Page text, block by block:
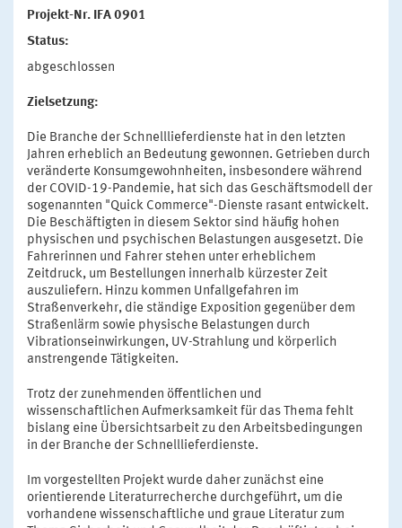
Projekt-Nr. IFA 0901
Status:
abgeschlossen
Zielsetzung:
Die Branche der Schnelllieferdienste hat in den letzten
Jahren erheblich an Bedeutung gewonnen. Getrieben durch
veränderte Konsumgewohnheiten, insbesondere während
der COVID-19-Pandemie, hat sich das Geschäftsmodell der
sogenannten "Quick Commerce"-Dienste rasant entwickelt.
Die Beschäftigten in diesem Sektor sind häufig hohen
physischen und psychischen Belastungen ausgesetzt. Die
Fahrerinnen und Fahrer stehen unter erheblichem
Zeitdruck, um Bestellungen innerhalb kürzester Zeit
auszuliefern. Hinzu kommen Unfallgefahren im
Straßenverkehr, die ständige Exposition gegenüber dem
Straßenlärm sowie physische Belastungen durch
Vibrationseinwirkungen, UV-Strahlung und körperlich
anstrengende Tätigkeiten.
Trotz der zunehmenden öffentlichen und
wissenschaftlichen Aufmerksamkeit für das Thema fehlt
bislang eine Übersichtsarbeit zu den Arbeitsbedingungen
in der Branche der Schnelllieferdienste.
Im vorgestellten Projekt wurde daher zunächst eine
orientierende Literaturrecherche durchgeführt, um die
vorhandene wissenschaftliche und graue Literatur zum